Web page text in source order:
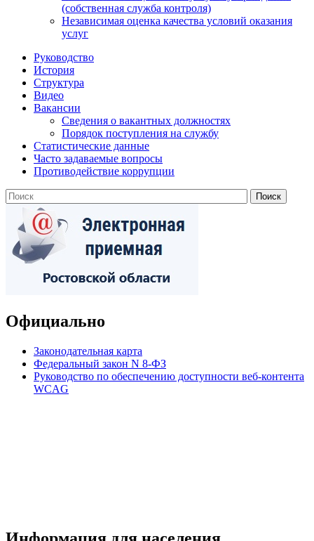
(собственная служба контроля)
Независимая оценка качества условий оказания
услуг
Руководство
История
Структура
Видео
Вакансии
Сведения о вакантных должностях
Порядок поступления на службу
Статистические данные
Часто задаваемые вопросы
Противодействие коррупции
Официально
Законодательная карта
Федеральный закон N 8-ФЗ
Руководство по обеспечению доступности веб-контента
WCAG